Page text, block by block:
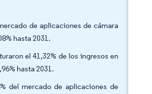
de aplicaciones de cámara
hasta 2031.
el 41,32% de los ingresos en
hasta 2031.
del mercado de aplicaciones de